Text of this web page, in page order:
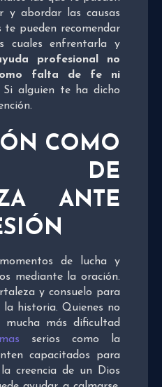
y abordar las causas
te pueden recomendar
cuales enfrentarla y
profesional no
falta de fe ni
Si alguien te ha dicho
COMO
DE
ANTE
de lucha y
mediante la oración.
y consuelo para
historia. Quienes no
mucha más dificultad
serios como la
capacitados para
creencia de un Dios